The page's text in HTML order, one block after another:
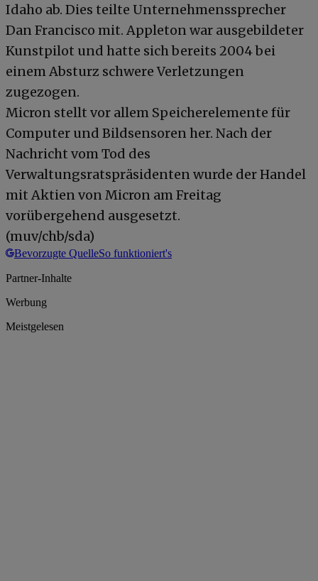
Idaho ab. Dies teilte Unternehmenssprecher
Dan Francisco mit. Appleton war ausgebildeter
Kunstpilot und hatte sich bereits 2004 bei
einem Absturz schwere Verletzungen
zugezogen.
Micron stellt vor allem Speicherelemente für
Computer und Bildsensoren her. Nach der
Nachricht vom Tod des
Verwaltungsratspräsidenten wurde der Handel
mit Aktien von Micron am Freitag
vorübergehend ausgesetzt.
(muv/chb/sda)
Bevorzugte QuelleSo funktioniert's
Partner-Inhalte
Werbung
Meistgelesen